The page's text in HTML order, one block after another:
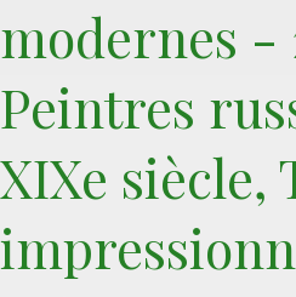
modernes -
Peintres
XIXe siècle,